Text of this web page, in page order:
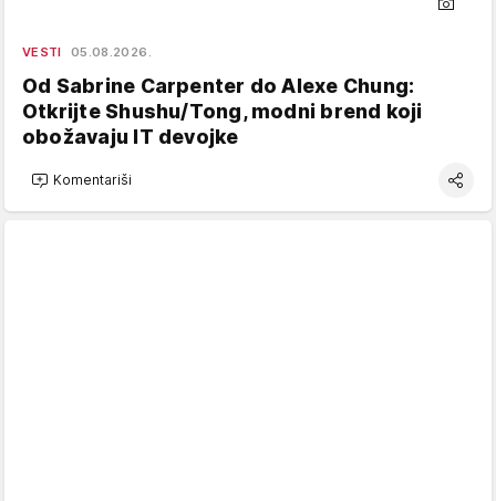
VESTI 05.08.2026.
Od Sabrine Carpenter do Alexe Chung:
Otkrijte Shushu/Tong, modni brend koji
obožavaju IT devojke
Komentariši